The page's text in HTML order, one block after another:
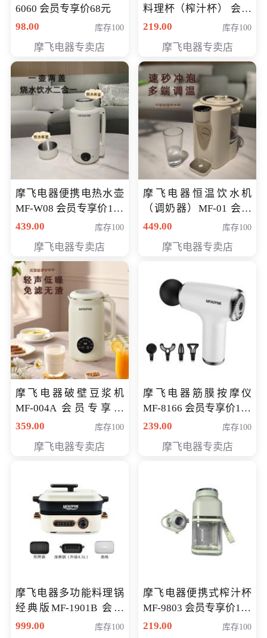
6060 会员专享价68元
98.00
库存100
摩飞电器专卖店
料理杯（榨汁杯） 会员
专享价118元
219.00 库存100
摩飞电器专卖店
摩飞电器便携电热水壶
MF-W08 会员专享价198
元
439.00 库存100
摩飞电器专卖店
摩飞电器恒温饮水机
（调奶器）MF-01 会员
专享价366元
449.00 库存100
摩飞电器专卖店
摩飞电器破壁豆浆机
MF-004A 会员专享价
168元
359.00 库存100
摩飞电器专卖店
摩飞电器筋膜按摩仪
MF-8166 会员专享价168
元
239.00 库存100
摩飞电器专卖店
摩飞电器多功能料理锅
经典版MF-1901B 会员
专享价399元
999.00 库存100
摩飞电器便携式榨汁杯
MF-9803 会员专享价138
元
219.00 库存100